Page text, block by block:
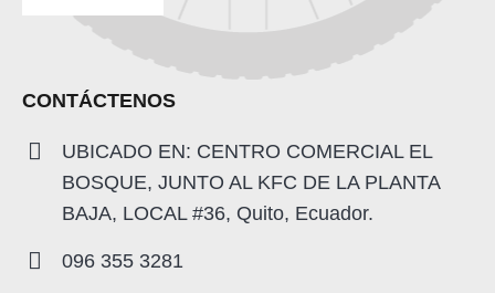
CONTÁCTENOS
UBICADO EN: CENTRO COMERCIAL EL
BOSQUE, JUNTO AL KFC DE LA PLANTA
BAJA, LOCAL #36, Quito, Ecuador.
096 355 3281